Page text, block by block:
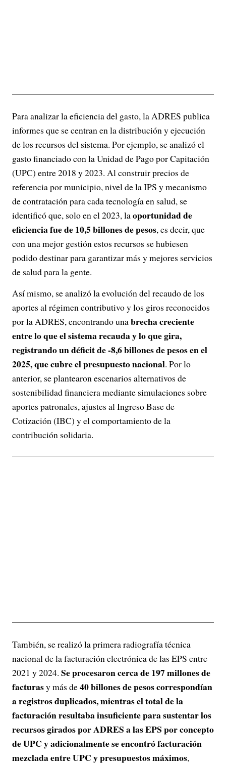
Para analizar la eficiencia del gasto, la ADRES publica
informes que se centran en la distribución y ejecución
de los recursos del sistema. Por ejemplo, se analizó el
gasto financiado con la Unidad de Pago por Capitación
(UPC) entre 2018 y 2023. Al construir precios de
referencia por municipio, nivel de la IPS y mecanismo
de contratación para cada tecnología en salud, se
identificó que, solo en el 2023, laoportunidad de
eficiencia fue de 10,5 billones de pesos, es decir, que
con una mejor gestión estos recursos se hubiesen
podido destinar para garantizar más y mejores servicios
de salud para la gente.
Así mismo, se analizó la evolución del recaudo de los
aportes al régimen contributivo y los giros reconocidos
por la ADRES, encontrando unabrecha creciente
entre lo que el sistema recauda y lo que gira,
registrando un déficit de -8,6 billones de pesos en el
2025, que cubre el presupuesto nacional. Por lo
anterior, se plantearon escenarios alternativos de
sostenibilidad financiera mediante simulaciones sobre
aportes patronales, ajustes al Ingreso Base de
Cotización (IBC) y el comportamiento de la
contribución solidaria.
También, se realizó la primera radiografía técnica
nacional de la facturación electrónica de las EPS entre
2021 y 2024. Se procesaron cerca de 197 millones de
facturasy más de40 billones de pesos correspondían
a registros duplicados, mientras el total de la
facturación resultaba insuficiente para sustentar los
recursos girados por ADRES a las EPS por concepto
de UPC y adicionalmente se encontró facturación
mezclada entre UPC y presupuestos máximos,